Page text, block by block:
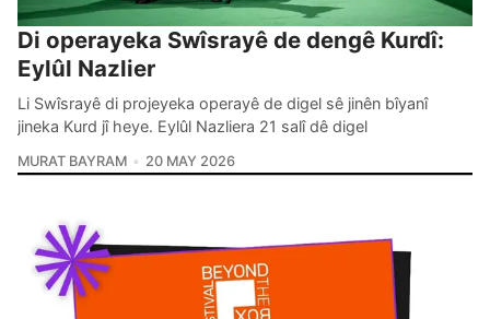
Di operayeka Swîsrayê de dengê Kurdî:
Eylûl Nazlier
Li Swîsrayê di projeyeka operayê de digel sê jinên bîyanî
jineka Kurd jî heye. Eylûl Nazliera 21 salî dê digel
MURAT BAYRAM 20 MAY 2026